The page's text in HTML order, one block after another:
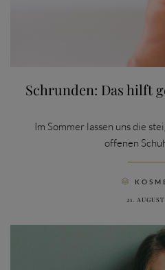
Schrunden: Das hilft
Im Sommer lassen uns die
offenen

21.